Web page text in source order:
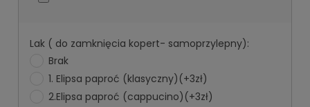
Lak ( do zamknięcia kopert- samoprzylepny):
Brak
1. Elipsa paproć (klasyczny)(+3zł)
2.Elipsa paproć (cappucino)(+3zł)